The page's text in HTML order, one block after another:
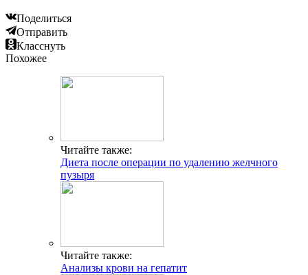
Поделиться
Отправить
Класснуть
Похожее
Читайте также:
Диета после операции по удалению желчного
пузыря
Читайте также:
Анализы крови на гепатит